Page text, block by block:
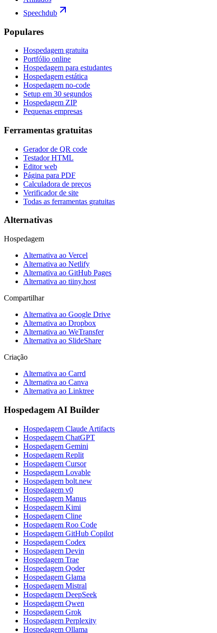
Speechdub
Populares
Hospedagem gratuita
Portfólio online
Hospedagem para estudantes
Hospedagem estática
Hospedagem no-code
Setup em 30 segundos
Hospedagem ZIP
Pequenas empresas
Ferramentas gratuitas
Gerador de QR code
Testador HTML
Editor web
Página para PDF
Calculadora de preços
Verificador de site
Todas as ferramentas gratuitas
Alternativas
Hospedagem
Alternativa ao Vercel
Alternativa ao Netlify
Alternativa ao GitHub Pages
Alternativa ao tiiny.host
Compartilhar
Alternativa ao Google Drive
Alternativa ao Dropbox
Alternativa ao WeTransfer
Alternativa ao SlideShare
Criação
Alternativa ao Carrd
Alternativa ao Canva
Alternativa ao Linktree
Hospedagem AI Builder
Hospedagem Claude Artifacts
Hospedagem ChatGPT
Hospedagem Gemini
Hospedagem Replit
Hospedagem Cursor
Hospedagem Lovable
Hospedagem bolt.new
Hospedagem v0
Hospedagem Manus
Hospedagem Kimi
Hospedagem Cline
Hospedagem Roo Code
Hospedagem GitHub Copilot
Hospedagem Codex
Hospedagem Devin
Hospedagem Trae
Hospedagem Qoder
Hospedagem Glama
Hospedagem Mistral
Hospedagem DeepSeek
Hospedagem Qwen
Hospedagem Grok
Hospedagem Perplexity
Hospedagem Ollama